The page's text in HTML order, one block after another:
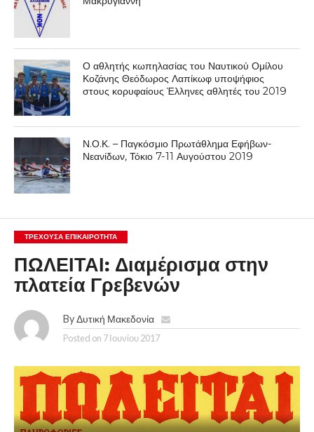
Ο αθλητής κωπηλασίας του Ναυτικού Ομίλου
Κοζάνης Θεόδωρος Λαπίκωφ υποψήφιος
στους κορυφαίους Έλληνες αθλητές του 2019
Ν.Ο.Κ. – Παγκόσμιο Πρωτάθλημα Εφήβων-
Νεανίδων, Τόκιο 7-11 Αυγούστου 2019
ΤΡΈΧΟΥΣΑ ΕΠΙΚΑΙΡΌΤΗΤΑ
ΠΩΛΕΙΤΑΙ: Διαμέρισμα στην
πλατεία Γρεβενών
By Δυτική Μακεδονία
Posted on 7 Ιουνίου 2017